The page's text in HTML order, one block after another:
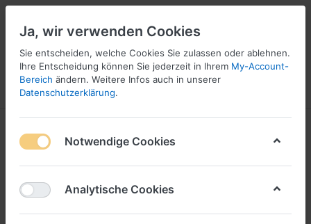
Menü Anmelden
Ja, wir verwenden Cookies
Sie entscheiden, welche Cookies Sie zulassen oder ablehnen.
Ihre Entscheidung können Sie jederzeit in Ihrem My-Account-
Bereich ändern. Weitere Infos auch in unserer
Datenschutzerklärung.
Notwendige Cookies
Analytische Cookies